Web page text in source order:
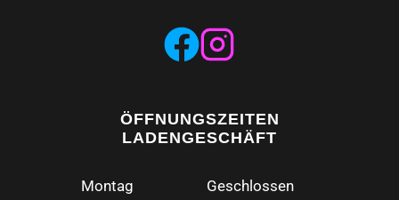
ÖFFNUNGSZEITEN
LADENGESCHÄFT
Montag
Geschlossen